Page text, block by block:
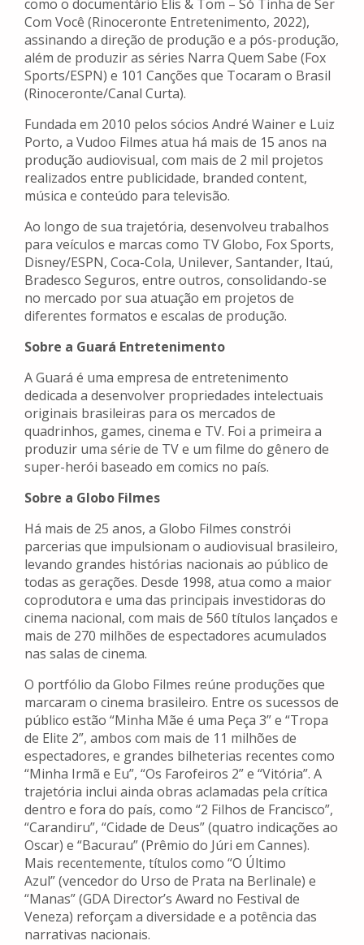
como o documentário Elis & Tom – Só Tinha de Ser
Com Você (Rinoceronte Entretenimento, 2022),
assinando a direção de produção e a pós-produção,
além de produzir as séries Narra Quem Sabe (Fox
Sports/ESPN) e 101 Canções que Tocaram o Brasil
(Rinoceronte/Canal Curta).
Fundada em 2010 pelos sócios André Wainer e Luiz
Porto, a Vudoo Filmes atua há mais de 15 anos na
produção audiovisual, com mais de 2 mil projetos
realizados entre publicidade, branded content,
música e conteúdo para televisão.
Ao longo de sua trajetória, desenvolveu trabalhos
para veículos e marcas como TV Globo, Fox Sports,
Disney/ESPN, Coca-Cola, Unilever, Santander, Itaú,
Bradesco Seguros, entre outros, consolidando-se
no mercado por sua atuação em projetos de
diferentes formatos e escalas de produção.
Sobre a Guará Entretenimento
A Guará é uma empresa de entretenimento
dedicada a desenvolver propriedades intelectuais
originais brasileiras para os mercados de
quadrinhos, games, cinema e TV. Foi a primeira a
produzir uma série de TV e um filme do gênero de
super-herói baseado em comics no país.
Sobre a Globo Filmes
Há mais de 25 anos, a Globo Filmes constrói
parcerias que impulsionam o audiovisual brasileiro,
levando grandes histórias nacionais ao público de
todas as gerações. Desde 1998, atua como a maior
coprodutora e uma das principais investidoras do
cinema nacional, com mais de 560 títulos lançados e
mais de 270 milhões de espectadores acumulados
nas salas de cinema.
O portfólio da Globo Filmes reúne produções que
marcaram o cinema brasileiro. Entre os sucessos de
público estão “Minha Mãe é uma Peça 3” e “Tropa
de Elite 2”, ambos com mais de 11 milhões de
espectadores, e grandes bilheterias recentes como
“Minha Irmã e Eu”, “Os Farofeiros 2” e “Vitória”. A
trajetória inclui ainda obras aclamadas pela crítica
dentro e fora do país, como “2 Filhos de Francisco”,
“Carandiru”, “Cidade de Deus” (quatro indicações ao
Oscar) e “Bacurau” (Prêmio do Júri em Cannes).
Mais recentemente, títulos como “O Último
Azul” (vencedor do Urso de Prata na Berlinale) e
“Manas” (GDA Director’s Award no Festival de
Veneza) reforçam a diversidade e a potência das
narrativas nacionais.